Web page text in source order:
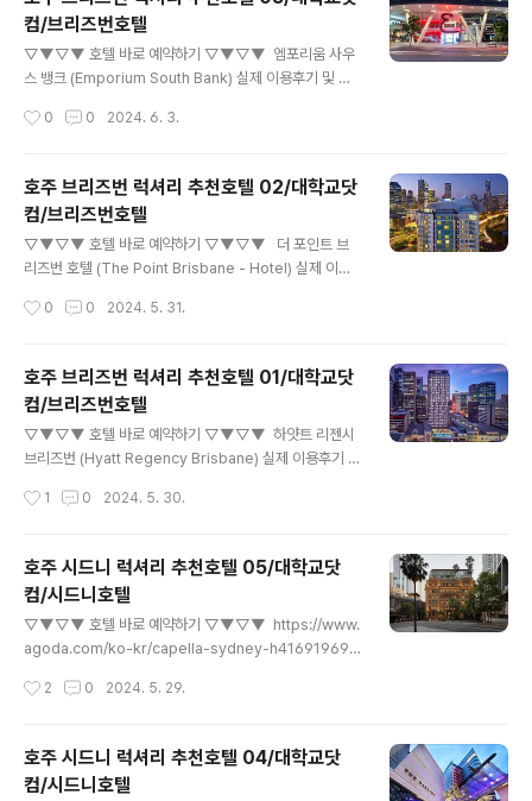
리즈번, 호주 브리즈번 스카이타워는 브리즈번, 호주에 위
치한 최고의 4.5성급 호텔입니다. 이 호텔은 2017년에 건
축되었으며, 총 80개의 객실을 보유하고 있습니다. 체크인
은 오후 2시부터 가능하며, 체크아웃은 오전 10시까지 가
고 있어 편리한 접근성을 제공합니..
컴/브리즈번호텔
▽▼▽▼ 호텔 바로 예약하기 ▽▼▽▼ 엠포리움 사우
스 뱅크 (Emporium South Bank) 실제 이용후기 및 할
outh Bank)의 실제 투숙객 이용후기 및 할인 특가를 확인
da.com 엠포리움 사우스 뱅크 (Emporium South Ban
k) 267 Grey Street, 사우스 뱅크, 브리즈번, 호주 엠포
리움 사우스 뱅크은 브리즈번의 최고급 5.0성급 호텔
로, 탁월한 서비스와 편안한 숙박을 제공합니다. 이 호텔
은 2018년에 건축된 최신 시설을 자랑하며, 140개의 넓
번 시내에서 1km 떨어진 곳에 위치하고 있어 편리한 ..
0 0 2024. 6. 3.
호주 브리즈번 럭셔리 추천호텔 02/대학교닷
컴/브리즈번호텔
▽▼▽▼ 호텔 바로 예약하기 ▽▼▽▼ 더 포인트 브
리즈번 호텔 (The Point Brisbane - Hotel) 실제 이용
he Point Brisbane - Hotel)의 실제 투숙객 이용후기
소 가능www.agoda.com 더 포인트 브리즈번 호텔 (Th
e Point Brisbane - Hotel) 21 Lambert Street, 캥거
루 포인트, 브리즈번, 호주 더 포인트 브리즈번 호텔에 머물
며 브리즈번을(를) 둘러보고 매력을 느껴보세요. South B
ank Parklands에서 단 1.4km 거리에 있는 더 포인트 브
운 접근..
0 0 2024. 5. 31.
호주 브리즈번 럭셔리 추천호텔 01/대학교닷
컴/브리즈번호텔
▽▼▽▼ 호텔 바로 예약하기 ▽▼▽▼ 하얏트 리젠시
브리즈번 (Hyatt Regency Brisbane) 실제 이용후기 및
gency Brisbane)의 실제 투숙객 이용후기 및 할인 특가
w.agoda.com 하얏트 리젠시 브리즈번 (Hyatt Regen
cy Brisbane) 72 Queen Street (Queen Street Ma
ll), 브리즈번 시내, 브리즈번, 호주 하얏트 리젠시 브리즈번
은 호주 브리즈번에 위치한 5.0성급 호텔입니다. 이 호텔
은 도시 중심에서 0.9km 떨어져 있어 편리한 위치에 자리
과 편의를 자랑합니다. 체..
1 0 2024. 5. 30.
호주 시드니 럭셔리 추천호텔 05/대학교닷
컴/시드니호텔
▽▼▽▼ 호텔 바로 예약하기 ▽▼▽▼ https://www.
agoda.com/ko-kr/capella-sydney-h41691969/
a Sydney 24 Loftus St, Sydne, 서큘러 키, 시드니, 호
apella Sydney에 머물며 시드니 최고의 매력을 한껏 느
껴보세요. 편리한 위치 덕분에 도시의 필수 관광지까지 쉽
게 이동할 수 있습니다. 편리한 위치에서 다양한 액티비티
2 0 2024. 5. 29.
호주 시드니 럭셔리 추천호텔 04/대학교닷
컴/시드니호텔